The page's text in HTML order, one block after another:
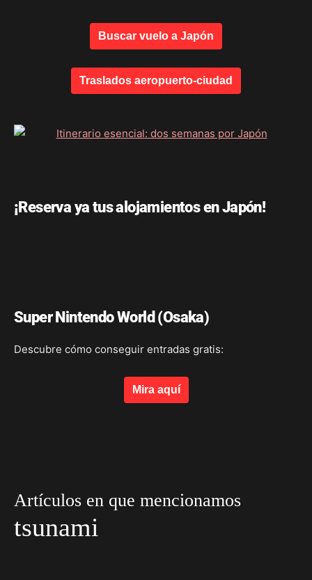
Buscar vuelo a Japón
Traslados aeropuerto-ciudad
¡Reserva ya tus alojamientos en Japón!
Super Nintendo World (Osaka)
Descubre cómo conseguir entradas gratis:
Mira aquí
Artículos en que mencionamos
tsunami